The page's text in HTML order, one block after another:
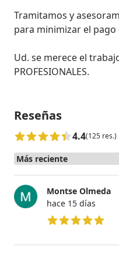
Tramitamos y
para minimizar el
Ud. se merece el
PROFESIONALES.
Reseñas
4.4(125 res.)
Montse Olmeda
hace 15 días